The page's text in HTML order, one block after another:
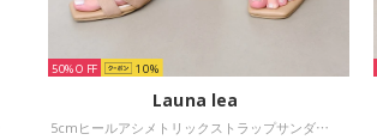
50% 10
Launa lea
5cmヒールアシメトリックストラップサンダル(0602) （ベージュS）